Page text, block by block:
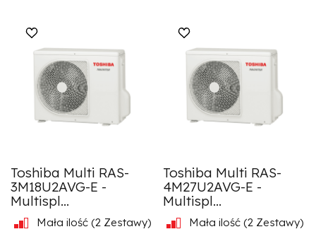
Toshiba Multi RAS-
3M18U2AVG-E -
Multispl...
Mała ilość (2 Zestawy)
Toshiba Multi RAS-
4M27U2AVG-E -
Multispl...
Mała ilość (2 Zestawy)